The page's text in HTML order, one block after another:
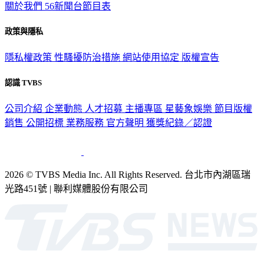
關於我們 56新聞台節目表
政策與隱私
隱私權政策 性騷擾防治措施 網站使用協定 版權宣告
認識 TVBS
公司介紹 企業動態 人才招募 主播專區 星藝象娛樂 節目版權
銷售 公開招標 業務服務 官方聲明 獲獎紀錄／認證
2026 © TVBS Media Inc. All Rights Reserved. 台北市內湖區瑞
光路451號 | 聯利媒體股份有限公司